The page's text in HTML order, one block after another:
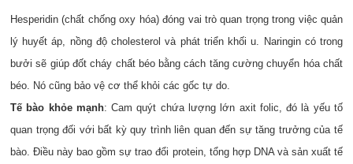
Hesperidin (chất chống oxy hóa) đóng vai trò quan trọng trong việc quản
lý huyết áp, nồng độ cholesterol và phát triển khối u. Naringin có trong
bưởi sẽ giúp đốt cháy chất béo bằng cách tăng cường chuyển hóa chất
béo. Nó cũng bảo vệ cơ thể khỏi các gốc tự do.
Tế bào khỏe mạnh: Cam quýt chứa lượng lớn axit folic, đó là yếu tố
quan trọng đối với bất kỳ quy trình liên quan đến sự tăng trưởng của tế
bào. Điều này bao gồm sự trao đổi protein, tổng hợp DNA và sản xuất tế